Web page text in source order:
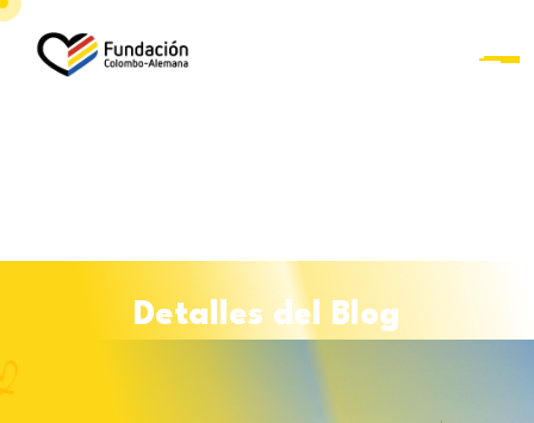
Detalles del Blog